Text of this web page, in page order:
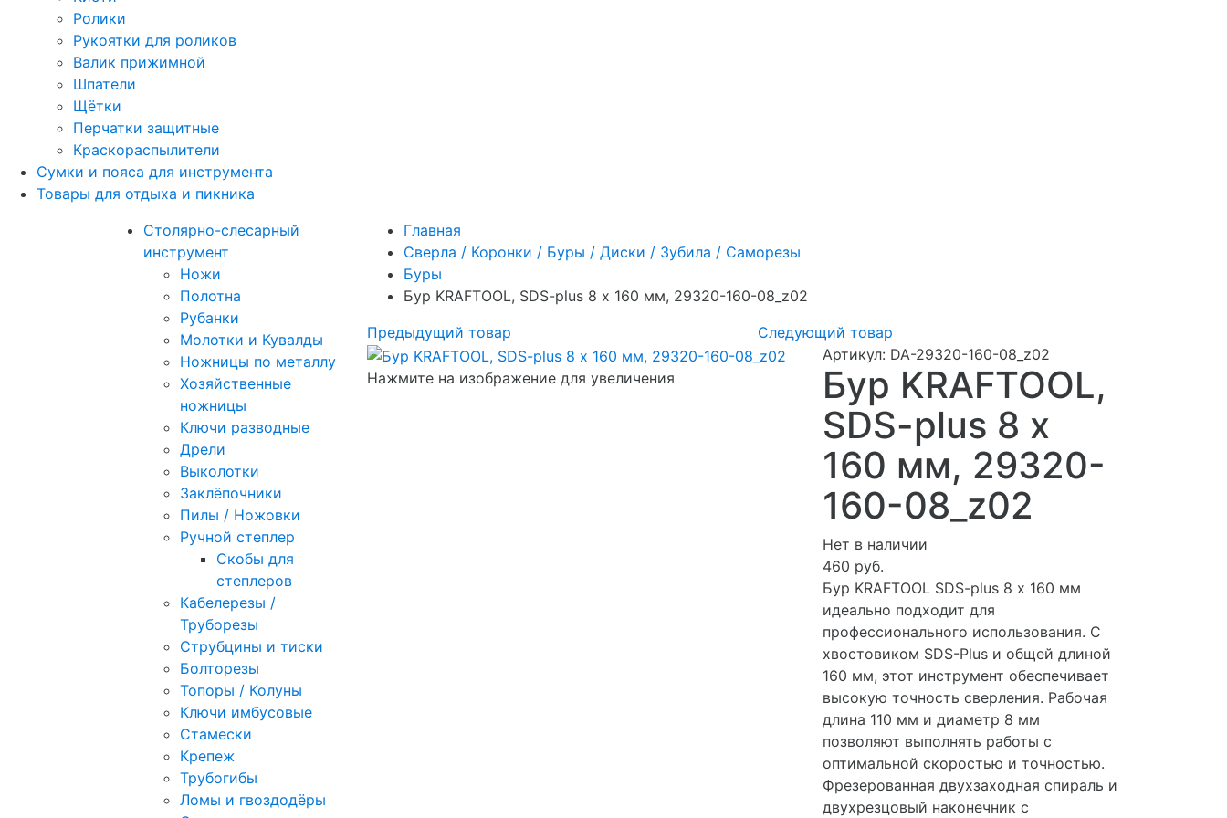
Ролики
Рукоятки для роликов
Валик прижимной
Шпатели
Щётки
Перчатки защитные
Краскораспылители
Сумки и пояса для инструмента
Товары для отдыха и пикника
Столярно-слесарный
инструмент
Ножи
Полотна
Рубанки
Молотки и Кувалды
Ножницы по металлу
Хозяйственные
ножницы
Ключи разводные
Дрели
Выколотки
Заклёпочники
Пилы / Ножовки
Ручной степлер
Скобы для
степлеров
Кабелерезы /
Труборезы
Струбцины и тиски
Болторезы
Топоры / Колуны
Ключи имбусовые
Стамески
Крепеж
Трубогибы
Ломы и гвоздодёры
Главная
Сверла / Коронки / Буры / Диски / Зубила / Саморезы
Буры
Бур KRAFTOOL, SDS-plus 8 х 160 мм, 29320-160-08_z02
Предыдущий товар
Следующий товар
Нажмите на изображение для увеличения
Артикул: DA-29320-160-08_z02
Бур KRAFTOOL,
SDS-plus 8 х
160 мм, 29320-
160-08_z02
Нет в наличии
460 руб.
Бур KRAFTOOL SDS-plus 8 х 160 мм
идеально подходит для
профессионального использования. С
хвостовиком SDS-Plus и общей длиной
160 мм, этот инструмент обеспечивает
высокую точность сверления. Рабочая
длина 110 мм и диаметр 8 мм
позволяют выполнять работы с
оптимальной скоростью и точностью.
Фрезерованная двухзаходная спираль и
двухрезцовый наконечник с